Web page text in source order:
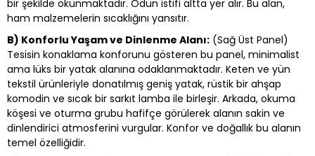
bir şekilde okunmaktadır. Odun istifi altta yer alır. Bu alan,
ham malzemelerin sıcaklığını yansıtır.
B) Konforlu Yaşam ve Dinlenme Alanı: (Sağ Üst Panel)
Tesisin konaklama konforunu gösteren bu panel, minimalist
ama lüks bir yatak alanına odaklanmaktadır. Keten ve yün
tekstil ürünleriyle donatılmış geniş yatak, rüstik bir ahşap
komodin ve sıcak bir sarkıt lamba ile birleşir. Arkada, okuma
köşesi ve oturma grubu hafifçe görülerek alanın sakin ve
dinlendirici atmosferini vurgular. Konfor ve doğallık bu alanın
temel özelliğidir.